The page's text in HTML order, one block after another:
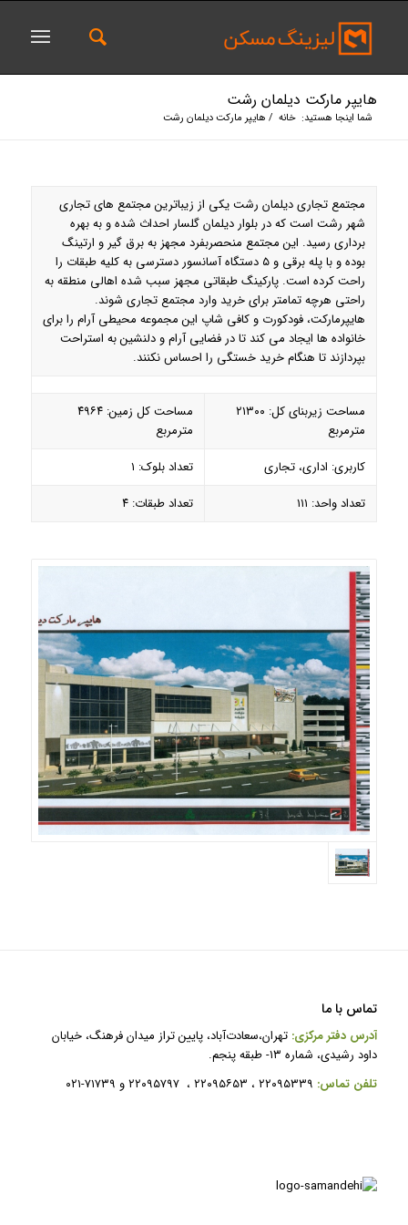
هایپر مارکت دیلمان رشت
شما اینجا هستید: خانه / هایپر مارکت دیلمان رشت
مجتمع تجاری دیلمان رشت یکی از زیباترین مجتمع های تجاری
شهر رشت است که در بلوار دیلمان گلسار احداث شده و به بهره
برداری رسید. این مجتمع منحصربفرد مجهز به برق گیر و ارتینگ
بوده و با پله برقی و ۵ دستگاه آسانسور دسترسی به کلیه طبقات را
راحت کرده است. پارکینگ طبقاتی مجهز سبب شده اهالی منطقه به
راحتی هرچه تمامتر برای خرید وارد مجتمع تجاری شوند.
هایپرمارکت، فودکورت و کافی شاپ این مجموعه محیطی آرام را برای
خانواده ها ایجاد می کند تا در فضایی آرام و دلنشین به استراحت
بپردازند تا هنگام خرید خستگی را احساس نکنند.
مساحت زیربنای کل: ۲۱۳۰۰
مترمربع
مساحت کل زمین: ۴۹۶۴
مترمربع
کاربری: اداری، تجاری
تعداد بلوک: ۱
تعداد واحد: ۱۱۱
تعداد طبقات: ۴
تماس با ما
آدرس دفتر مرکزی: تهران،سعادت‌آباد، پایین تراز میدان فرهنگ، خیابان
داود رشیدی، شماره ۱۳- طبقه پنجم.
تلفن تماس: ۲۲۰۹۵۳۳۹ ، ۲۲۰۹۵۶۵۳ ، ۲۲۰۹۵۷۹۷ و ۷۱۷۳۹-۰۲۱